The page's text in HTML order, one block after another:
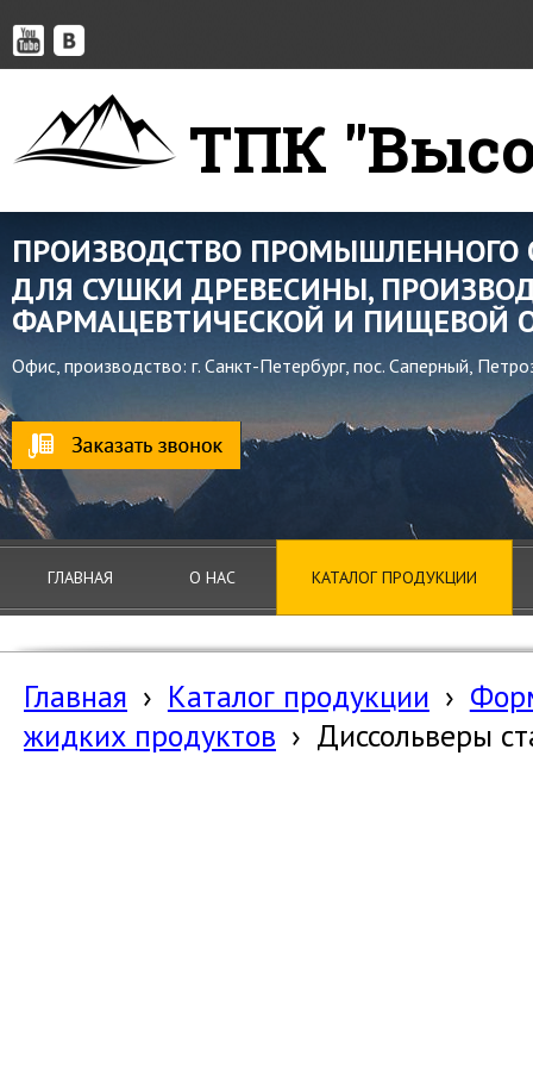
ТПК
ПРОИЗВОДСТВО ПРОМЫШЛЕННОГО
Офис, производство: г. Санкт-Петербург, пос. Саперный,
ДЛЯ СУШКИ ДРЕВЕСИНЫ,
ФАРМАЦЕВТИЧЕСКОЙ И ПИЩЕВОЙ
ГЛАВНАЯ О НАС КАТАЛОГ ПРОДУКЦИИ
Главная › Каталог продукции ›
жидких продуктов › Диссольверы